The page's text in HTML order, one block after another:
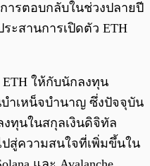
ารตอบกลับในช่วงปลายปี
ะสานการเปิดตัว ETH
ให้กับนักลงทุน
ำเหน็จบำนาญ ซึ่งปัจจุบัน
ทุนในสกุลเงินดิจิทัล
สู่ความสนใจที่เพิ่มขึ้นใน